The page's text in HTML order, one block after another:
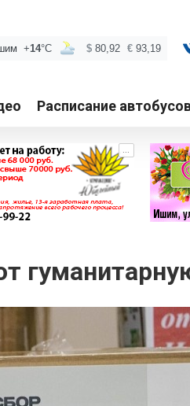
Расписание
...